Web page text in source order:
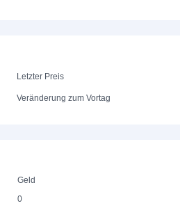
Letzter Preis
Veränderung zum Vortag
Geld
0